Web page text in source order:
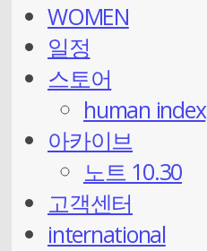
WOMEN
일정
스토어
human index
아카이브
노트 10.30
고객센터
international